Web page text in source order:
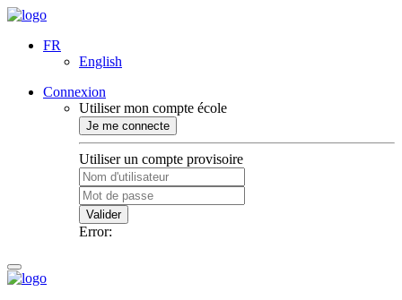
FR
English
Connexion
Utiliser mon compte école
Je me connecte
Utiliser un compte provisoire
Valider
Error: